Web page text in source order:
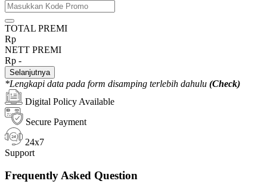
TOTAL PREMI
Rp
NETT PREMI
Rp -
Selanjutnya
*Lengkapi data pada form disamping terlebih dahulu (Check)
Digital Policy Available
Secure Payment
24x7
Support
Frequently Asked Question